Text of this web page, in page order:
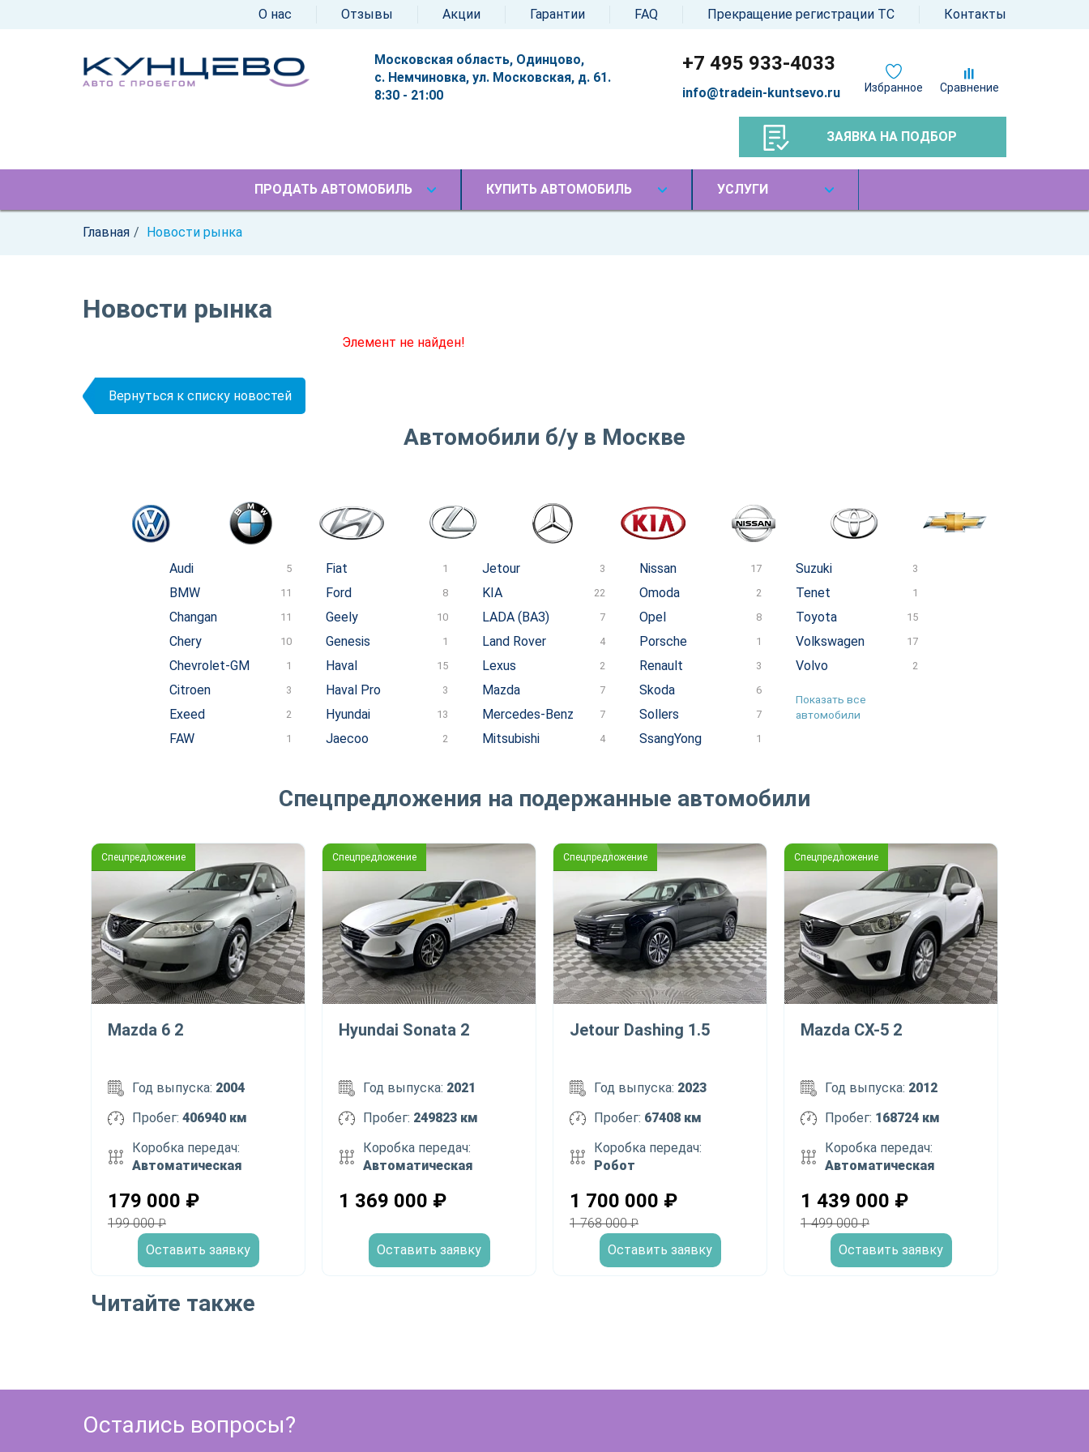
О нас Отзывы Акции Гарантии FAQ Прекращение регистрации ТС Контакты
Московская область, Одинцово,
с. Немчиновка, ул. Московская, д. 61.
8:30 - 21:00
Избранное Сравнение
+7 495 933-4033
info@tradein-kuntsevo.ru
ЗАЯВКА НА ПОДБОР
ПРОДАТЬ АВТОМОБИЛЬ КУПИТЬ АВТОМОБИЛЬ УСЛУГИ
Главная Новости рынка
Новости рынка
Элемент не найден!
Вернуться к списку новостей
Автомобили б/у в Москве
Audi 5
BMW 11
Changan 11
Chery 10
Chevrolet-GM 1
Citroen 3
Exeed 2
FAW 1
Fiat 1
Ford 8
Geely 10
Genesis 1
Haval 15
Haval Pro 3
Hyundai 13
Jaecoo 2
Jetour 3
KIA 22
LADA (ВАЗ) 7
Land Rover 4
Lexus 2
Mazda 7
Mercedes-Benz 7
Mitsubishi 4
Nissan 17
Omoda 2
Opel 8
Porsche 1
Renault 3
Skoda 6
Sollers 7
SsangYong 1
Suzuki 3
Tenet 1
Toyota 15
Volkswagen 17
Volvo 2
Показать все
автомобили
Спецпредложения на подержанные автомобили
Спецпредложение
Mazda 6 2
Год выпуска: 2004
Пробег: 406940 км
Коробка передач:
Автоматическая
179 000 ₽
199 000₽
Оставить заявку
Спецпредложение
Hyundai Sonata 2
Год выпуска: 2021
Пробег: 249823 км
Коробка передач:
Автоматическая
1 369 000 ₽
Оставить заявку
Спецпредложение
Jetour Dashing 1.5
Год выпуска: 2023
Пробег: 67408 км
Коробка передач:
Робот
1 700 000 ₽
1 768 000₽
Оставить заявку
Спецпредложение
Mazda CX-5 2
Год выпуска: 2012
Пробег: 168724 км
Коробка передач:
Автоматическая
1 439 000 ₽
1 499 000₽
Оставить заявку
Читайте также
Остались вопросы?